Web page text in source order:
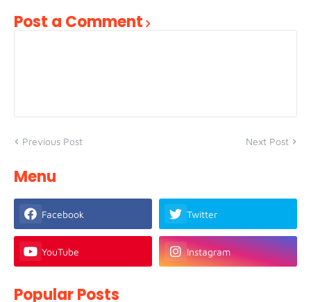
Post a Comment
Previous Post Next Post
Menu
Facebook Twitter
YouTube Instagram
Popular Posts